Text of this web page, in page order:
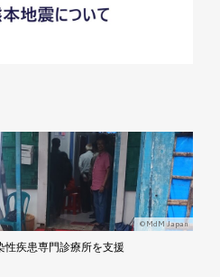
©MdM Japan
性疾患専門診療所を支援